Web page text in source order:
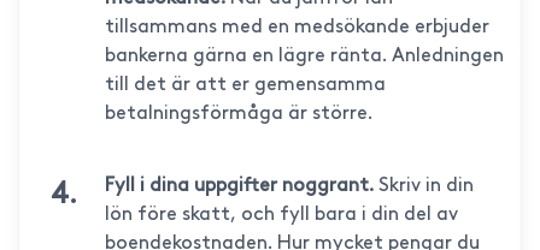
tillsammans med en medsökande erbjuder
bankerna gärna en lägre ränta. Anledningen
till det är att er gemensamma
betalningsförmåga är större.
Fyll i dina uppgifter noggrant. Skriv in din
lön före skatt, och fyll bara i din del av
boendekostnaden. Hur mycket pengar du